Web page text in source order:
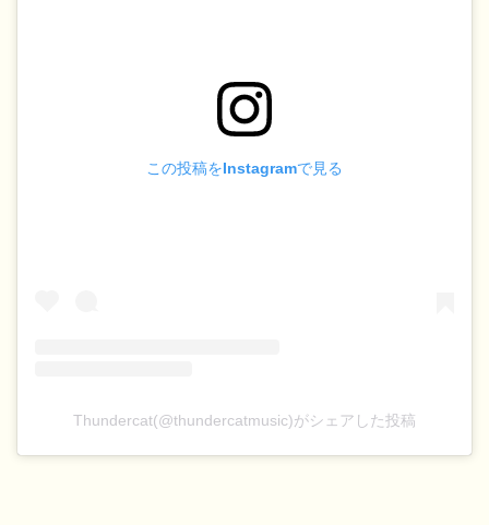
この投稿をInstagramで見る
Thundercat(@thundercatmusic)がシェアした投稿